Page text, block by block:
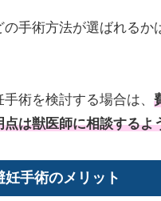
の手術方法が選ばれるか
術を検討する場合は、
点は獣医師に相談するよ
妊手術のメリット